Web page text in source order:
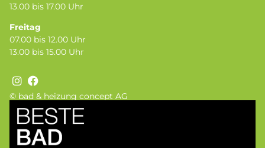
© bad & heizung concept AG
13.00 bis 17.00 Uhr
Freitag
07.00 bis 12.00 Uhr
13.00 bis 15.00 Uhr